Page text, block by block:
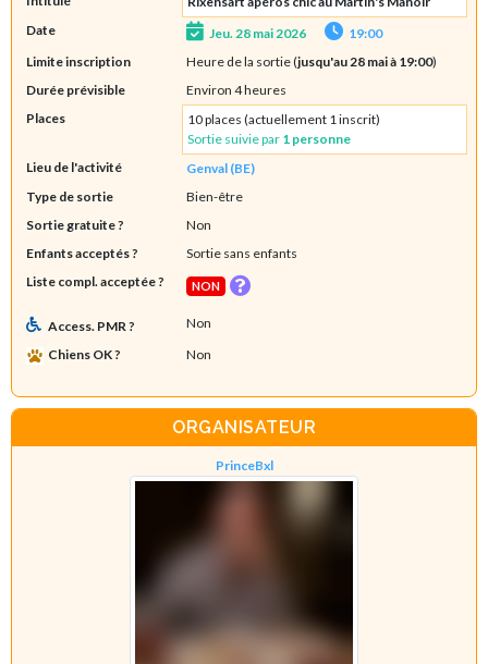
Date
Jeu. 28 mai 2026
19:00
Limite inscription
Heure de la sortie (jusqu'au 28 mai à 19:00)
Durée prévisible
Environ 4 heures
Places
10 places (actuellement 1 inscrit)
Sortie suivie par 1 personne
Lieu de l'activité
Genval (BE)
Type de sortie
Bien-être
Sortie gratuite ?
Non
Enfants acceptés ?
Sortie sans enfants
Liste compl. acceptée ?
NON
Access. PMR ?
Non
Chiens OK ?
Non
ORGANISATEUR
PrinceBxl